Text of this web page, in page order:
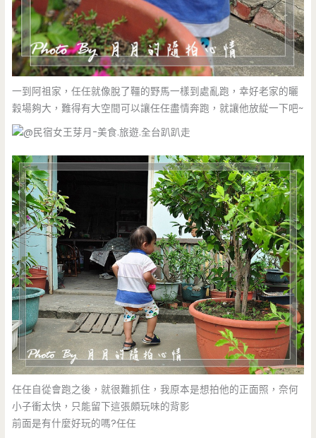
一到阿祖家，任任就像脫了韁的野馬一樣到處亂跑，幸好老家的曬
穀場夠大，難得有大空間可以讓任任盡情奔跑，就讓他放緃一下吧~
任任自從會跑之後，就很難抓住，我原本是想拍他的正面照，奈何
小子衝太快，只能留下這張頗玩味的背影
前面是有什麼好玩的嗎?任任